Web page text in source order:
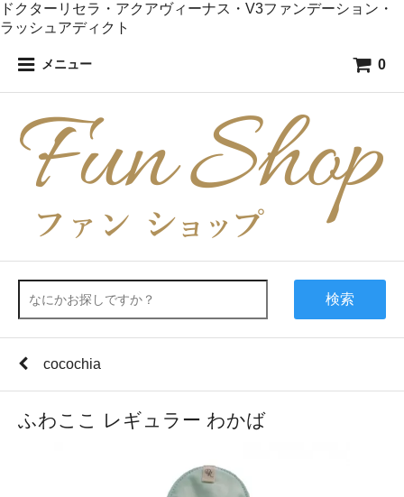
ドクターリセラ・アクアヴィーナス・V3ファンデーション・
ラッシュアディクト
メニュー 0
検索
cocochia
ふわここ レギュラー わかば